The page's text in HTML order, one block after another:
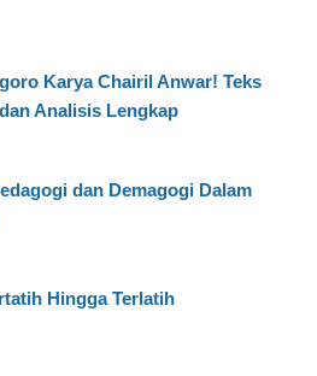
Karya Chairil Anwar! Teks
Analisis Lengkap
dan Demagogi Dalam
Hingga Terlatih